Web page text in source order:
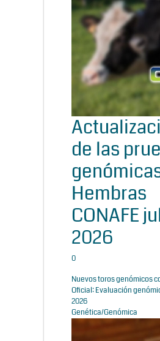
de las
Hembras
CONAFE
2026
0
Nuevos toros genómicos
Oficial: Evaluación
2026
Genética/Genómica